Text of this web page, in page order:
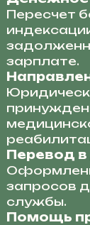
Пересчет
зарплате.
Перевод в
запросов
службы.
Помощь